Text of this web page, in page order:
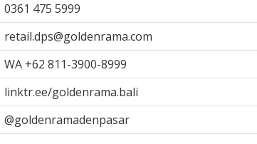
0361 475 5999
retail.dps@goldenrama.com
WA +62 811-3900-8999
linktr.ee/goldenrama.bali
@goldenramadenpasar